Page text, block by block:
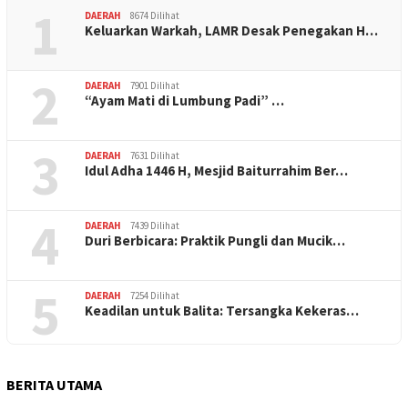
1 DAERAH 8674 Dilihat
Keluarkan Warkah, LAMR Desak Penegakan H…
2 DAERAH 7901 Dilihat
“Ayam Mati di Lumbung Padi” …
3 DAERAH 7631 Dilihat
Idul Adha 1446 H, Mesjid Baiturrahim Ber…
4 DAERAH 7439 Dilihat
Duri Berbicara: Praktik Pungli dan Mucik…
5 DAERAH 7254 Dilihat
Keadilan untuk Balita: Tersangka Kekeras…
BERITA UTAMA